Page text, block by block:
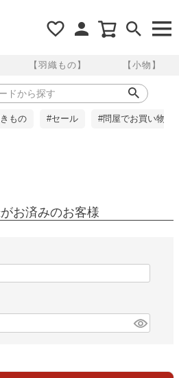
【羽織もの】 【小物】
もの #セール #問屋でお買い物
お済みのお客様